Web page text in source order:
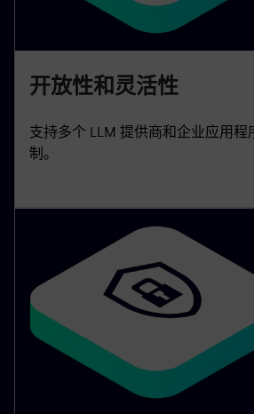
开放性和灵活性
支持多个 LLM 提供商和企业应用程
制。